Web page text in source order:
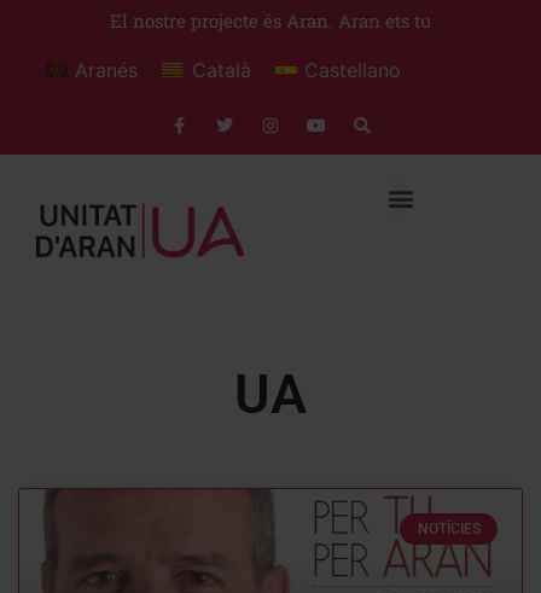
El nostre projecte és Aran. Aran ets tu
Aranés Català Castellano
UA
NOTÍCIES